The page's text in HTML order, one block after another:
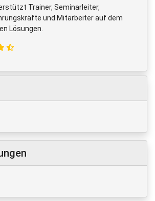
Trainer, Seminarleiter,
und Mitarbeiter auf dem
Lösungen.